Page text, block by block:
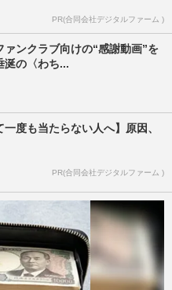
PR(合同会社デジタルファーム )
ァンクラブ向けの“感謝動画”を
涎の〈わち...
一度も当たらない人へ】原因、
PR(合同会社デジタルファーム )